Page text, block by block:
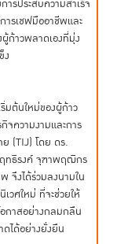
ารประสบความสำเร็จ
ารเชฟมืออาชีพและ
ก้าวพลาดเองที่มุ่ง
ง
มต้นใหม่ของผู้ก้าว
ความงามและการ
(TIJ) โดย ดร.
ทธิรงค์ จุฑาพฤฒิกร
งได้ร่วมลงนามใน
วศใหม่ ที่จะช่วยให้
กาสอย่างกลมกลืน
ได้อย่างยั่งยืน